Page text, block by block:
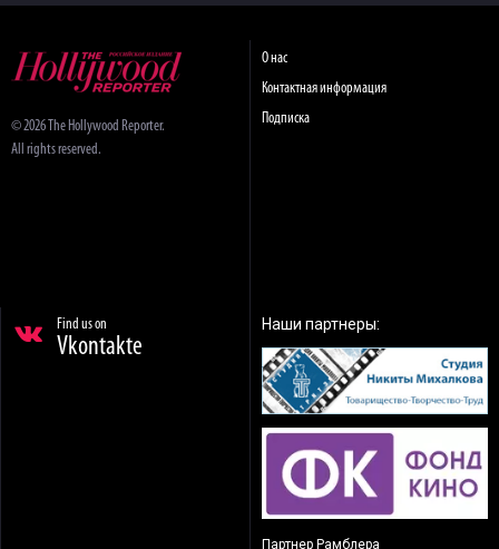
© 2026 The Hollywood Reporter.
All rights reserved.
О нас
Контактная информация
Подписка
Find us on
Vkontakte
Наши партнеры:
Партнер Рамблера